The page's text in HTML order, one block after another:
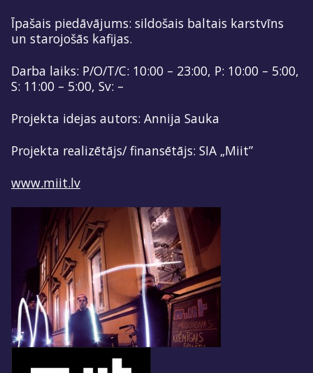
Īpašais piedāvājums: sildošais baltais karstvīns
un starojošās kafijas.
Darba laiks: P/O/T/C: 10:00 – 23:00, P: 10:00 – 5:00,
S: 11:00 – 5:00, Sv: –
Projekta idejas autors: Annija Sauka
Projekta realizētājs/ finansētājs: SIA „Miit”
www.miit.lv